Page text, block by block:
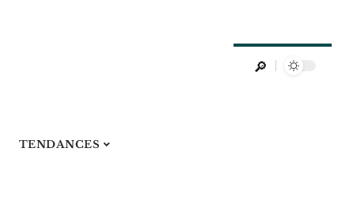
TENDANCES